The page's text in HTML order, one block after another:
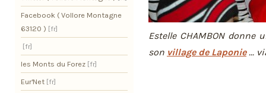
Estelle CHAMBON donne
son village de Laponie...
Facebook ( Vollore Montagne
63120 )
les Monts du Forez
Eur'Net